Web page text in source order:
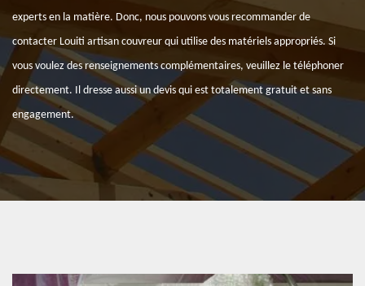
experts en la matière. Donc, nous pouvons vous recommander de
contacter Louiti artisan couvreur qui utilise des matériels appropriés. Si
vous voulez des renseignements complémentaires, veuillez le téléphoner
directement. Il dresse aussi un devis qui est totalement gratuit et sans
engagement.